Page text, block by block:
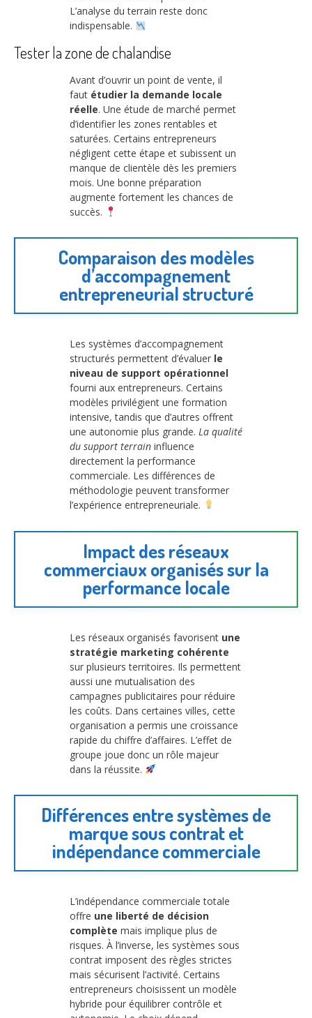
L’analyse du terrain reste donc
indispensable.
Tester la zone de chalandise
Avant d’ouvrir un point de vente, il
faut étudier la demande locale
réelle. Une étude de marché permet
d’identifier les zones rentables et
saturées. Certains entrepreneurs
négligent cette étape et subissent un
manque de clientèle dès les premiers
mois. Une bonne préparation
augmente fortement les chances de
succès.
Comparaison des modèles
d’accompagnement
entrepreneurial structuré
Les systèmes d’accompagnement
structurés permettent d’évaluer le
niveau de support opérationnel
fourni aux entrepreneurs. Certains
modèles privilégient une formation
intensive, tandis que d’autres offrent
une autonomie plus grande. La qualité
du support terrain influence
directement la performance
commerciale. Les différences de
méthodologie peuvent transformer
l’expérience entrepreneuriale.
Impact des réseaux
commerciaux organisés sur la
performance locale
Les réseaux organisés favorisent une
stratégie marketing cohérente
sur plusieurs territoires. Ils permettent
aussi une mutualisation des
campagnes publicitaires pour réduire
les coûts. Dans certaines villes, cette
organisation a permis une croissance
rapide du chiffre d’affaires. L’effet de
groupe joue donc un rôle majeur
dans la réussite.
Différences entre systèmes de
marque sous contrat et
indépendance commerciale
L’indépendance commerciale totale
offre une liberté de décision
complète mais implique plus de
risques. À l’inverse, les systèmes sous
contrat imposent des règles strictes
mais sécurisent l’activité. Certains
entrepreneurs choisissent un modèle
hybride pour équilibrer contrôle et